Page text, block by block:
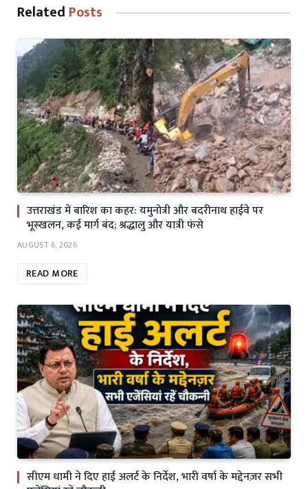
Related Posts
उत्तराखंड में बारिश का कहर: यमुनोत्री और बदरीनाथ हाईवे पर
भूस्खलन, कई मार्ग बंद; श्रद्धालु और यात्री फंसे
AUGUST 6, 2026
READ MORE
सीएम धामी ने दिए हाई अलर्ट के निर्देश, भारी वर्षा के मद्देनज़र सभी